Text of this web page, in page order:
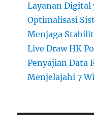
Layanan Digital
Optimalisasi
Menjaga
Live Draw HK
Penyajian Data
Menjelajahi 7